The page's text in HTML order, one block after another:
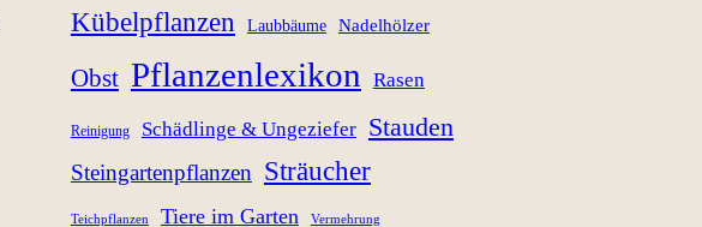
Kübelpflanzen Laubbäume Nadelhölzer
Obst Pflanzenlexikon Rasen
Reinigung Schädlinge & Ungeziefer Stauden
Steingartenpflanzen Sträucher
Teichpflanzen Tiere im Garten Vermehrung